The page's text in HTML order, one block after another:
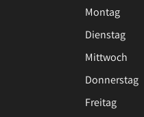
Montag
Dienstag
Mittwoch
Donnerstag
Freitag